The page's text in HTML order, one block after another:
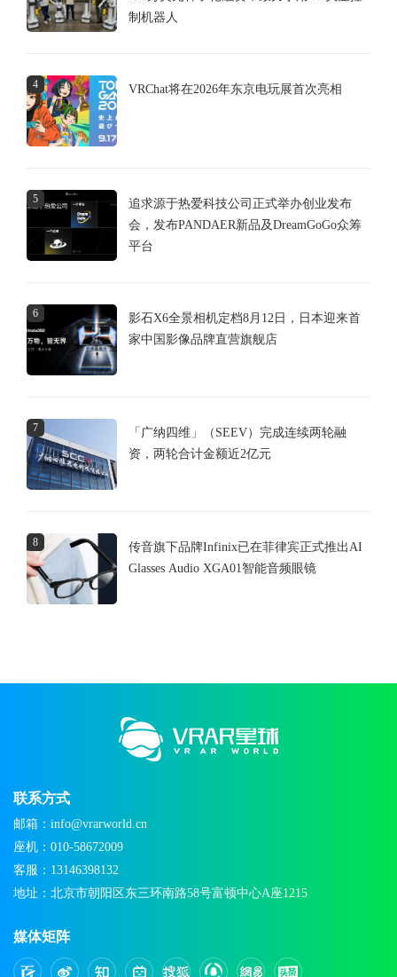
制机器人
4 VRChat将在2026年东京电玩展首次亮相
5
追求源于热爱科技公司正式举办创业发布
会，发布PANDAER新品及DreamGoGo众筹
平台
6
影石X6全景相机定档8月12日，日本迎来首
家中国影像品牌直营旗舰店
7
「广纳四维」（SEEV）完成连续两轮融
资，两轮合计金额近2亿元
8
传音旗下品牌Infinix已在菲律宾正式推出AI
Glasses Audio XGA01智能音频眼镜
联系方式
邮箱：info@vrarworld.cn
座机：010-58672009
客服：13146398132
地址：北京市朝阳区东三环南路58号富顿中心A座1215
媒体矩阵